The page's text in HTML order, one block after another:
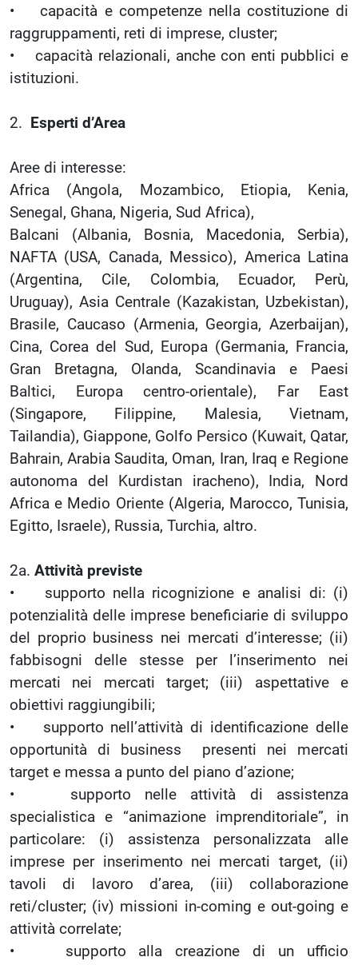
• capacità e competenze nella costituzione di
raggruppamenti, reti di imprese, cluster;
• capacità relazionali, anche con enti pubblici e
istituzioni.
2. Esperti d’Area
Aree di interesse:
Africa (Angola, Mozambico, Etiopia, Kenia,
Senegal, Ghana, Nigeria, Sud Africa),
Balcani (Albania, Bosnia, Macedonia, Serbia),
NAFTA (USA, Canada, Messico), America Latina
(Argentina, Cile, Colombia, Ecuador, Perù,
Uruguay), Asia Centrale (Kazakistan, Uzbekistan),
Brasile, Caucaso (Armenia, Georgia, Azerbaijan),
Cina, Corea del Sud, Europa (Germania, Francia,
Gran Bretagna, Olanda, Scandinavia e Paesi
Baltici, Europa centro-orientale), Far East
(Singapore, Filippine, Malesia, Vietnam,
Tailandia), Giappone, Golfo Persico (Kuwait, Qatar,
Bahrain, Arabia Saudita, Oman, Iran, Iraq e Regione
autonoma del Kurdistan iracheno), India, Nord
Africa e Medio Oriente (Algeria, Marocco, Tunisia,
Egitto, Israele), Russia, Turchia, altro.
2a. Attività previste
• supporto nella ricognizione e analisi di: (i)
potenzialità delle imprese beneficiarie di sviluppo
del proprio business nei mercati d’interesse; (ii)
fabbisogni delle stesse per l’inserimento nei
mercati nei mercati target; (iii) aspettative e
obiettivi raggiungibili;
• supporto nell’attività di identificazione delle
opportunità di business presenti nei mercati
target e messa a punto del piano d’azione;
• supporto nelle attività di assistenza
specialistica e “animazione imprenditoriale”, in
particolare: (i) assistenza personalizzata alle
imprese per inserimento nei mercati target, (ii)
tavoli di lavoro d’area, (iii) collaborazione
reti/cluster; (iv) missioni in-coming e out-going e
attività correlate;
• supporto alla creazione di un ufficio